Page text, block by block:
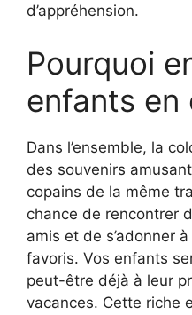
d’appréhension.
Pourquoi
enfants en
Dans l’ensemble, la
des souvenirs
copains de la même
chance de rencontrer
amis et de s’adonner
favoris. Vos enfants
peut-être déjà à leur
vacances. Cette riche